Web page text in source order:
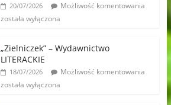
20/07/2026
Możliwość komentowania
została wyłączona
„Zielniczek” – Wydawnictwo
LITERACKIE
18/07/2026
Możliwość komentowania
została wyłączona